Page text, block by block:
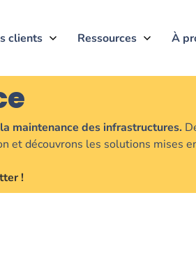
clients Ressources À
maintenance des infrastructures.
et découvrons les solutions mises
!